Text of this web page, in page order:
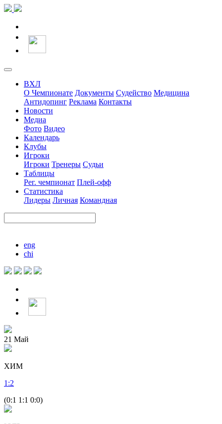
ВХЛ
О Чемпионате Документы Судейство Медицина
Антидопинг Реклама Контакты
Новости
Медиа
Фото Видео
Календарь
Клубы
Игроки
Игроки Тренеры Судьи
Таблицы
Рег. чемпионат Плей-офф
Статистика
Лидеры Личная Командная
eng
chi
21 Май
ХИМ
1 :2
(0:1 1:1 0:0)